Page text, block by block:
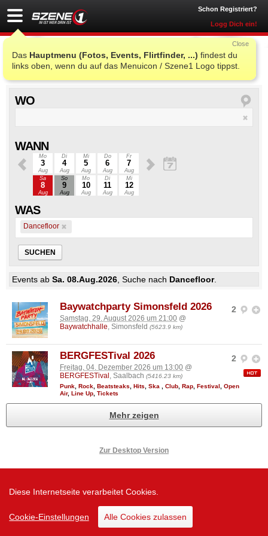
Diese Internetseite verarbeitet Cookies.
Cookie-Einstellungen Alle Cookies zulassen
Schon Registriert?
Logg Dich ein!
Das Hauptmenu (Fotos, Events, Flirtfinder, ...) findest du
links oben, wenn du auf das Menuicon / Szene1 Logo tippst.
Close
Dancefloor
WO
WANN
Mo
3
Aug
Di
4
Aug
Mi
5
Aug
Do
6
Aug
Fr
7
Aug
Sa
8
Aug
So
9
Aug
Mo
10
Aug
Di
11
Aug
Mi
12
Aug
WAS
Dancefloor
SUCHEN
Events ab Sa. 08.Aug.2026 , Suche nach Dancefloor.
2
Baywatchparty Simonsfeld 2026
Samstag, 29. August 2026 um 21:00 @
Baywatchhalle, Simonsfeld (5623.9 km)
2
BERGFESTival 2026
Freitag, 04. Dezember 2026 um 13:00 @
BERGFESTival, Saalbach (5416.23 km)
Punk Rock Beatsteaks Hits Ska Club Rap Festival
Open
Air, Line Up Tickets
Mehr zeigen
Zur Desktop Version